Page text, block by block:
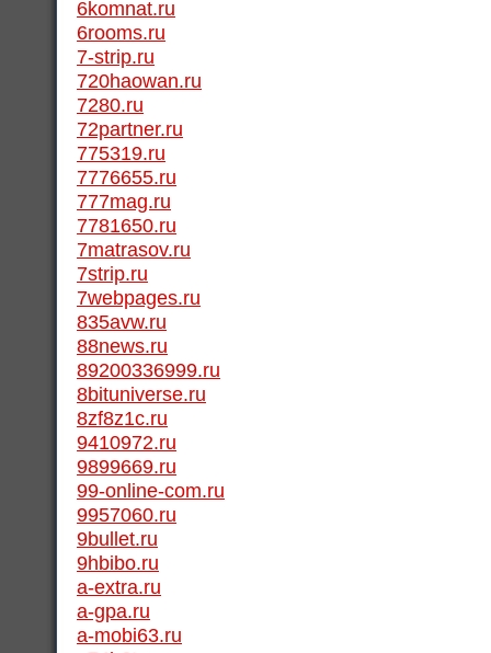
6komnat.ru
6rooms.ru
7-strip.ru
720haowan.ru
7280.ru
72partner.ru
775319.ru
7776655.ru
777mag.ru
7781650.ru
7matrasov.ru
7strip.ru
7webpages.ru
835avw.ru
88news.ru
89200336999.ru
8bituniverse.ru
8zf8z1c.ru
9410972.ru
9899669.ru
99-online-com.ru
9957060.ru
9bullet.ru
9hbibo.ru
a-extra.ru
a-gpa.ru
a-mobi63.ru